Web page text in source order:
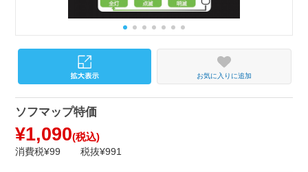
お気に入りに追加
ソフマップ特価
¥1,090(税込)
消費税¥99 税抜¥991